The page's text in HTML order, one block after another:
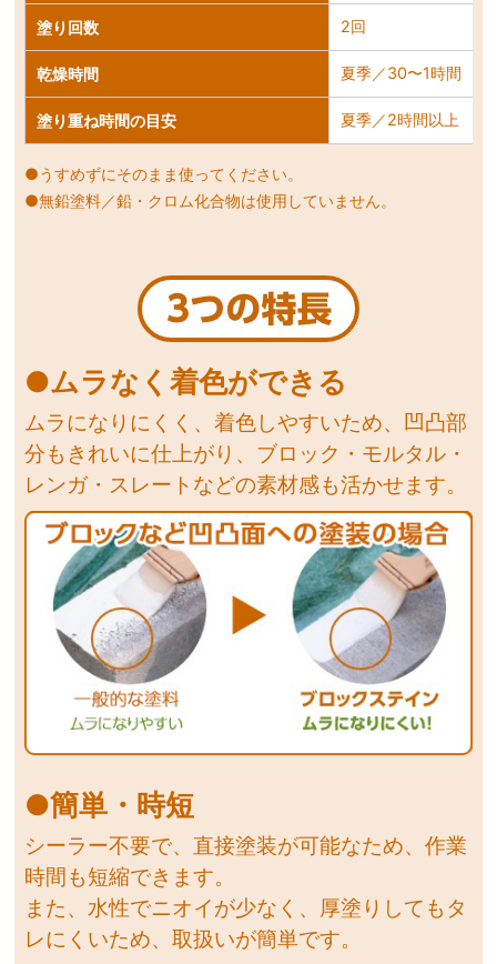
塗り回数 2回
乾燥時間 夏季／30〜1時間 冬
塗り重ね時間の目安 夏季／2時間以上 冬
●うすめずにそのまま使ってください。
●無鉛塗料／鉛・クロム化合物は使用していません。
●ムラなく着色ができる
ムラになりにくく、着色しやすいため、凹凸部
分もきれいに仕上がり、ブロック・モルタル・
レンガ・スレートなどの素材感も活かせます。
●簡単・時短
シーラー不要で、直接塗装が可能なため、作業
時間も短縮できます。
また、水性でニオイが少なく、厚塗りしてもタ
レにくいため、取扱いが簡単です。